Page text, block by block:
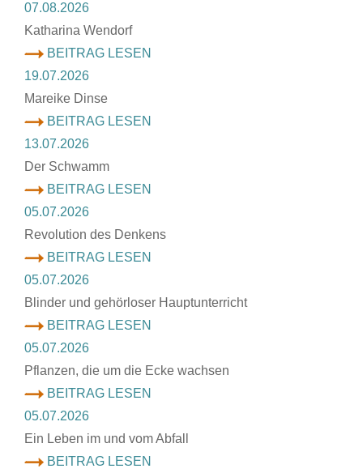
07.08.2026
Katharina Wendorf
BEITRAG LESEN
19.07.2026
Mareike Dinse
BEITRAG LESEN
13.07.2026
Der Schwamm
BEITRAG LESEN
05.07.2026
Revolution des Denkens
BEITRAG LESEN
05.07.2026
Blinder und gehörloser Hauptunterricht
BEITRAG LESEN
05.07.2026
Pflanzen, die um die Ecke wachsen
BEITRAG LESEN
05.07.2026
Ein Leben im und vom Abfall
BEITRAG LESEN